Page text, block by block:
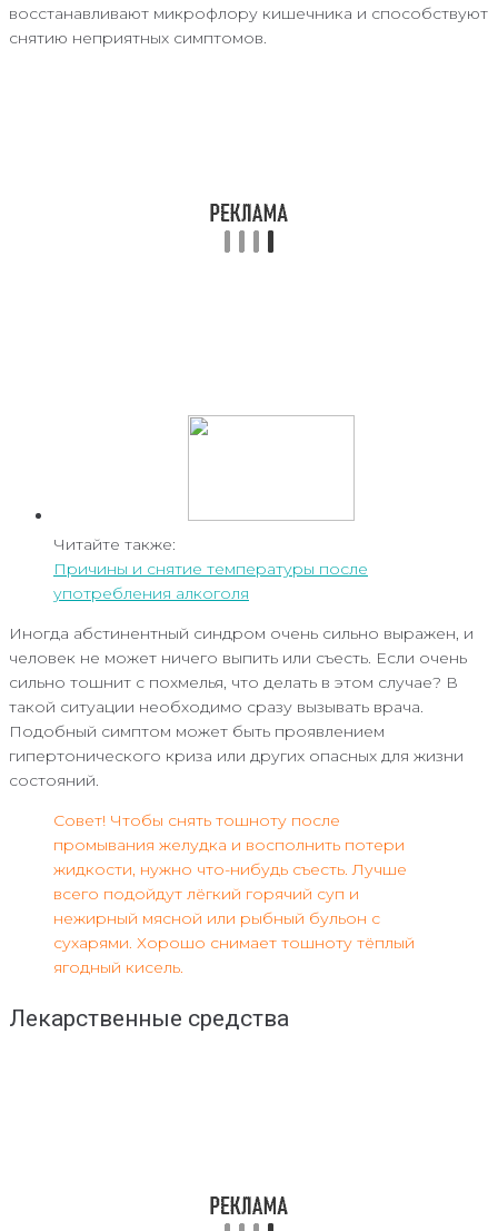
восстанавливают микрофлору кишечника и способствуют
снятию неприятных симптомов.
Читайте также:
Причины и снятие температуры после
употребления алкоголя
Иногда абстинентный синдром очень сильно выражен, и
человек не может ничего выпить или съесть. Если очень
сильно тошнит с похмелья, что делать в этом случае? В
такой ситуации необходимо сразу вызывать врача.
Подобный симптом может быть проявлением
гипертонического криза или других опасных для жизни
состояний.
Совет! Чтобы снять тошноту после
промывания желудка и восполнить потери
жидкости, нужно что-нибудь съесть. Лучше
всего подойдут лёгкий горячий суп и
нежирный мясной или рыбный бульон с
сухарями. Хорошо снимает тошноту тёплый
ягодный кисель.
Лекарственные средства